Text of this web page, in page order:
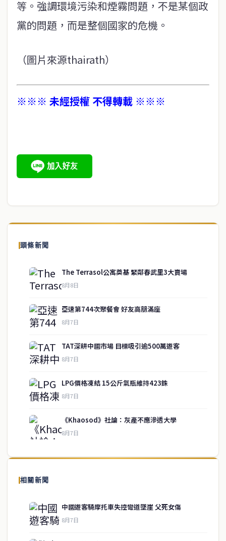
等。強調環境污染和煙霧問題，不是某個政
黨的問題，而是整個國家的危機。
（圖片來源thairath）
※※※ 未經授權 不得轉載 ※※※
頭條新聞
The Terrasol公寓奠基 緊鄰春武里3大賣場
8月8日
亞速第744次聚餐會 好友高朋滿座
8月7日
TAT深耕中國市場 目標吸引逾500萬遊客
8月7日
LPG價格凍結 15公斤氣瓶維持423銖
8月7日
《Khaosod》社論：灰產不應滲透大學
8月7日
相關新聞
中國遊客騎摩托車失控彎道墜崖 父死女傷
8月7日
關於我們
泰國中文新聞（TCN）是一家總部設於曼谷的中文新聞媒體，致力於
供即時、客觀、多元的中文新聞內容。
service@thaichinesenews.com